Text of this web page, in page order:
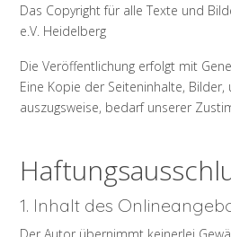
Das Copyright für alle Texte und
e.V. Heidelberg
Die Veröffentlichung erfolgt mit
Eine Kopie der Seiteninhalte, Bilder,
auszugsweise, bedarf unserer
1. Inhalt des